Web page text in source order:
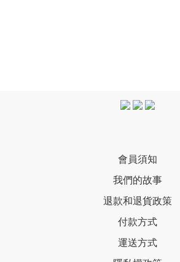
會員須知
我們的故事
退款和退貨政策
付款方式
運送方式